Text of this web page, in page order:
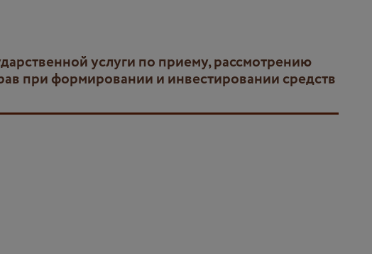
при формировании и инвестировании средств